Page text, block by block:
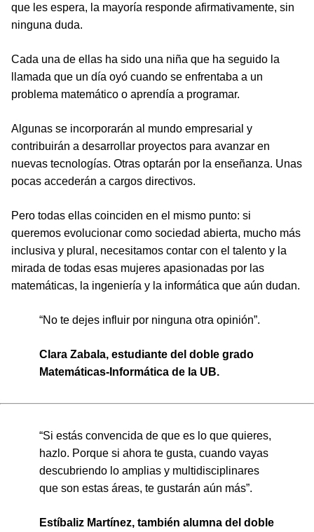
que les espera, la mayoría responde afirmativamente, sin
ninguna duda.
Cada una de ellas ha sido una niña que ha seguido la
llamada que un día oyó cuando se enfrentaba a un
problema matemático o aprendía a programar.
Algunas se incorporarán al mundo empresarial y
contribuirán a desarrollar proyectos para avanzar en
nuevas tecnologías. Otras optarán por la enseñanza. Unas
pocas accederán a cargos directivos.
Pero todas ellas coinciden en el mismo punto: si
queremos evolucionar como sociedad abierta, mucho más
inclusiva y plural, necesitamos contar con el talento y la
mirada de todas esas mujeres apasionadas por las
matemáticas, la ingeniería y la informática que aún dudan.
“No te dejes influir por ninguna otra opinión”.
Clara Zabala, estudiante del doble grado
Matemáticas-Informática de la UB.
“Si estás convencida de que es lo que quieres,
hazlo. Porque si ahora te gusta, cuando vayas
descubriendo lo amplias y multidisciplinares
que son estas áreas, te gustarán aún más”.
Estíbaliz Martínez, también alumna del doble